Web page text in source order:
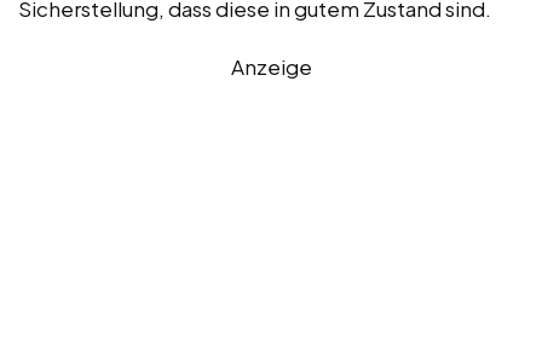
Sicherstellung, dass diese in gutem Zustand sind.
Anzeige